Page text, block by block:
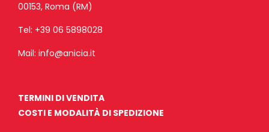
00153, Roma (RM)
Tel: +39 06 5898028
Mail: info@anicia.it
TERMINI DI VENDITA
COSTI E MODALITÀ DI SPEDIZIONE